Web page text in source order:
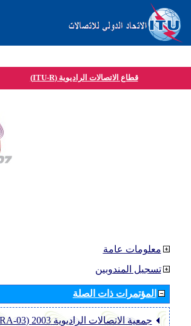
قطاع الاتصالات الراديوية (ITU-R)
معلومات عامة
تسجيل المندوبين
المؤتمرات ذات الصلة
جمعية الاتصالات الراديوية 2003 (RA-03)